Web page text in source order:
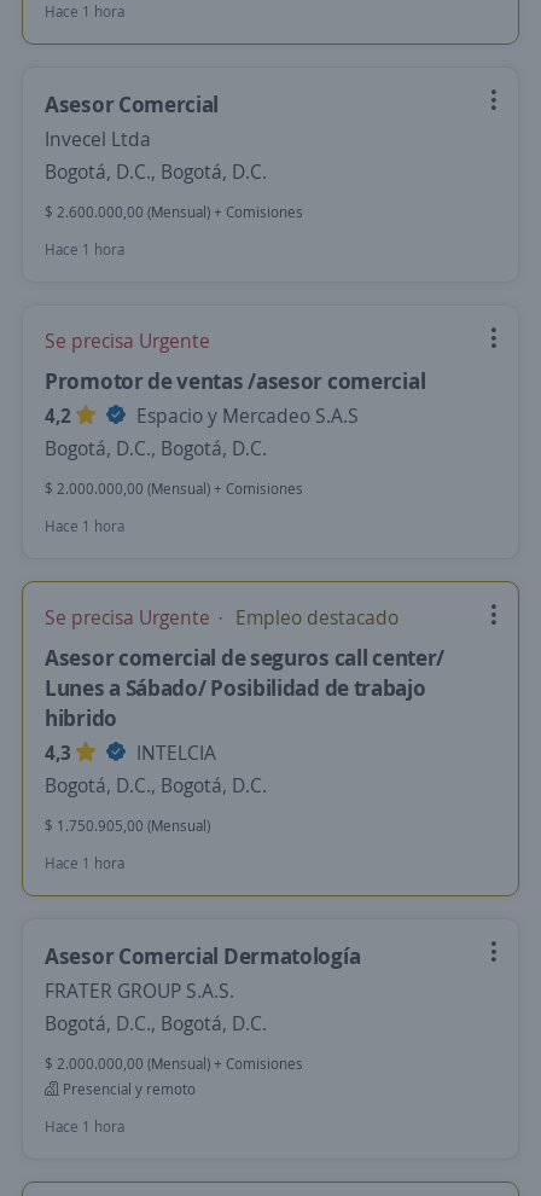
Hace 1 hora
Asesor Comercial
Invecel Ltda
Bogotá, D.C., Bogotá, D.C.
$ 2.600.000,00 (Mensual) + Comisiones
Hace 1 hora
Se precisa Urgente
Promotor de ventas /asesor comercial
4,2
Espacio y Mercadeo S.A.S
Bogotá, D.C., Bogotá, D.C.
$ 2.000.000,00 (Mensual) + Comisiones
Hace 1 hora
Se precisa Urgente Empleo destacado
Asesor comercial de seguros call center/
Lunes a Sábado/ Posibilidad de trabajo
hibrido
4,3
INTELCIA
Bogotá, D.C., Bogotá, D.C.
$ 1.750.905,00 (Mensual)
Hace 1 hora
Asesor Comercial Dermatología
FRATER GROUP S.A.S.
Bogotá, D.C., Bogotá, D.C.
$ 2.000.000,00 (Mensual) + Comisiones
Presencial y remoto
Hace 1 hora